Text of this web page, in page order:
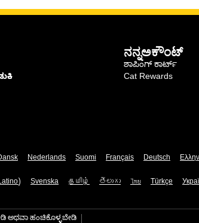
ನನ್ನಅಕೌಂಟ್
ಶಾಪಿಂಗ್ ಕಾರ್ಟ್
Cat Rewards
Nederlands Suomi Français Deutsch
Svenska தமிழ் తెలుగు ไทย Türkçe
ಅಥವಾ ಹಂಚಿಕೊಳ್ಳಬೇಡಿ